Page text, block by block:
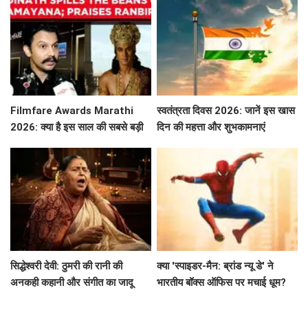
Filmfare Awards Marathi
2026: क्या है इस साल की सबसे बड़ी
स्वतंत्रता दिवस 2026: जानें इस खास
दिन की महत्ता और शुभकामनाएं
सिद्धेश्वरी देवी: ठुमरी की रानी की
अनकही कहानी और संगीत का जादू
क्या 'स्पाइडर-मैन: ब्रांड न्यू डे' ने
भारतीय बॉक्स ऑफिस पर मचाई धूम?